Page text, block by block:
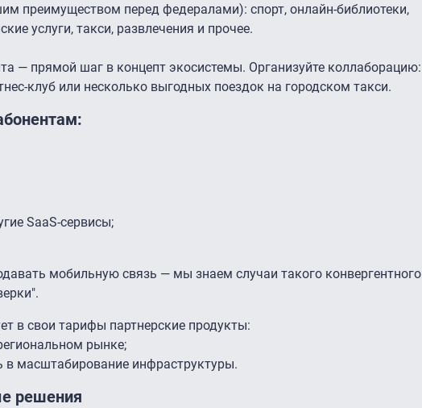
преимуществом перед федералами): спорт, онлайн-библиотеки,
услуги, такси, развлечения и прочее.
— прямой шаг в концепт экосистемы. Организуйте коллаборацию:
клуб или несколько выгодных поездок на городском такси.
SaaS-сервисы;
мобильную связь — мы знаем случаи такого конвергентного
в свои тарифы партнерские продукты:
рынке;
в масштабирование инфраструктуры.
решения